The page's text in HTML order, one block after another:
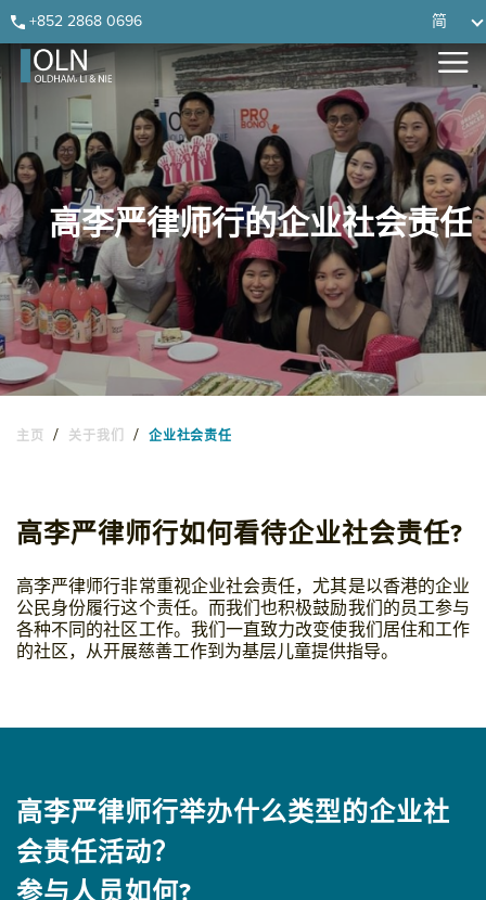
Skip
to
primary
navigation
Skip
to
main
content
Skip
to
primary
sidebar
Skip
to
footer
+852 2868 0696 简
高李严律师行的企业社会责任
主页 / 关于我们 / 企业社会责任
高李严律师行如何看待企业社会责任?
高李严律师行非常重视企业社会责任，尤其是以香港的企业
公民身份履行这个责任。而我们也积极鼓励我们的员工参与
各种不同的社区工作。我们一直致力改变使我们居住和工作
的社区，从开展慈善工作到为基层儿童提供指导。
高李严律师行举办什么类型的企业社
会责任活动？
参与人员如何?